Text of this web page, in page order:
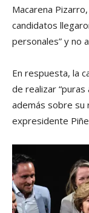
Macarena
candidatos
personales” y no
En respuesta, la
de realizar “puras
además sobre su
expresidente